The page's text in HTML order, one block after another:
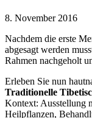
8. November 2016
Nachdem die erste
abgesagt werden
Rahmen nachgeholt
Erleben Sie nun
Traditionelle
Kontext: Ausstellung
Heilpflanzen,